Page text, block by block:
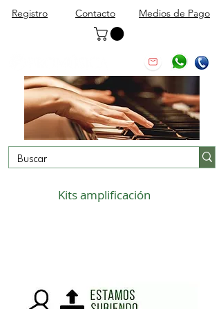
Registro Contacto Medios de Pago
Kits amplificación